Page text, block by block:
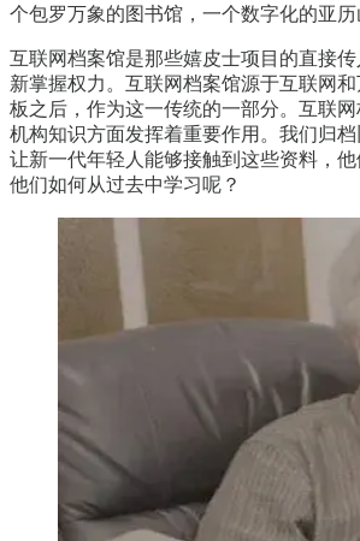
个包罗万象的图书馆，一个数字化的亚历
互联网档案馆是那些嬉皮士项目的直接
新掌握权力。互联网档案馆源于互联网
板之后，作为这一传统的一部分。互联
机构知识方面发挥着重要作用。我们归档
让新一代年轻人能够接触到这些资料，他
他们如何从过去中学习呢？